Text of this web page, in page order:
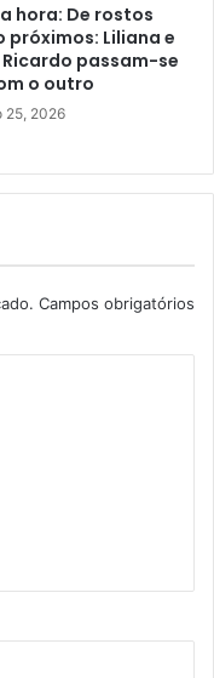
hora: De rostos
próximos: Liliana e
passam-se
o outro
25, 2026
Campos obrigatórios